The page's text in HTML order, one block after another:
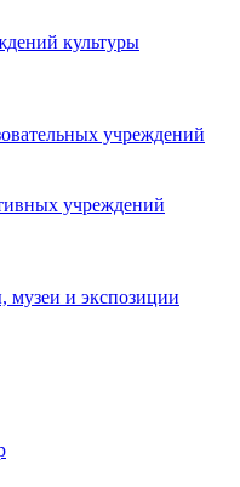
культуры
учреждений
учреждений
музеи и экспозиции